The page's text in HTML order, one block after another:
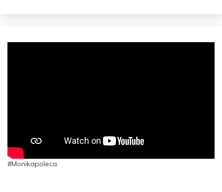
#Monikapoleca